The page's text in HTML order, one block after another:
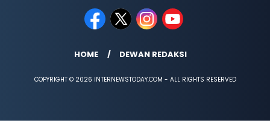
HOME DEWAN REDAKSI
COPYRIGHT © 2026 INTERNEWSTODAY.COM - ALL RIGHTS RESERVED